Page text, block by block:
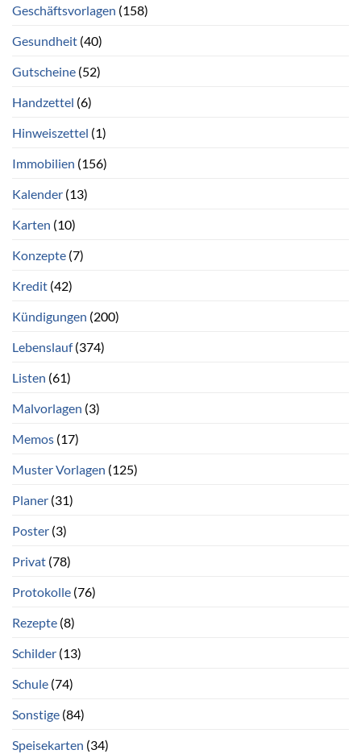
Geschäftsvorlagen (158)
Gesundheit (40)
Gutscheine (52)
Handzettel (6)
Hinweiszettel (1)
Immobilien (156)
Kalender (13)
Karten (10)
Konzepte (7)
Kredit (42)
Kündigungen (200)
Lebenslauf(374)
Listen (61)
Malvorlagen (3)
Memos (17)
Muster Vorlagen (125)
Planer (31)
Poster (3)
Privat (78)
Protokolle (76)
Rezepte (8)
Schilder (13)
Schule (74)
Sonstige (84)
Speisekarten (34)